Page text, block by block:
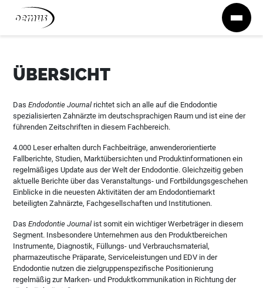
Zum Inhalt springen
ÜBERSICHT
DasEndodontie Journal richtet sich an alle auf die Endodontie
spezialisierten Zahnärzte im deutschsprachigen Raum und ist eine der
führenden Zeitschriften in diesem Fachbereich.
4.000 Leser erhalten durch Fachbeiträge, anwenderorientierte
Fallberichte, Studien, Marktübersichten und Produktinformationen ein
regelmäßiges Update aus der Welt der Endodontie. Gleichzeitig geben
aktuelle Berichte über das Veranstaltungs- und Fortbildungsgeschehen
Einblicke in die neuesten Aktivitäten der am Endodontiemarkt
beteiligten Zahnärzte, Fachgesellschaften und Institutionen.
DasEndodontie Journal ist somit ein wichtiger Werbeträger in diesem
Segment. Insbesondere Unternehmen aus den Produktbereichen
Instrumente, Diagnostik, Füllungs- und Verbrauchsmaterial,
pharmazeutische Präparate, Serviceleistungen und EDV in der
Endodontie nutzen die zielgruppenspezifische Positionierung
regelmäßig zur Marken- und Produktkommunikation in Richtung der